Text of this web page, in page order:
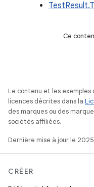
Ce
Le contenu et les
licences décrites dans la
des marques ou des
sociétés affiliées.
Dernière mise à jour le
CRÉER